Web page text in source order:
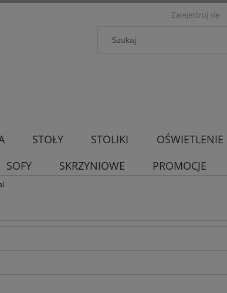
Zarejestruj się
STOŁY STOLIKI OŚWIETLENIE
SOFY SKRZYNIOWE PROMOCJE